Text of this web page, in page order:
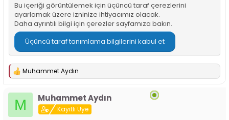
Bu içeriği görüntülemek için üçüncü taraf çerezlerini
ayarlamak üzere izninize ihtiyacımız olacak.
Daha ayrıntılı bilgi için çerezler sayfamıza bakın.
Üçüncü taraf tanımlama bilgilerini kabul et
T
p
l
Muhammet Aydın
M Muhammet Aydın
Kayıtlı Üye